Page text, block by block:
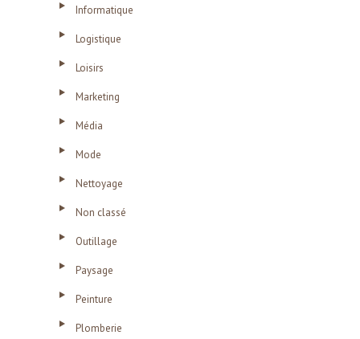
Informatique
Logistique
Loisirs
Marketing
Média
Mode
Nettoyage
Non classé
Outillage
Paysage
Peinture
Plomberie